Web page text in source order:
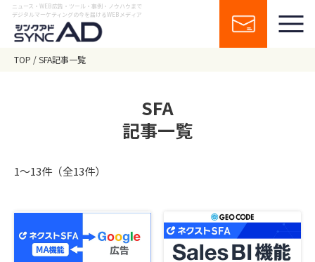
ニュース・WEB広告・ツール・事例・ノウハウまで
デジタルマーケティングの今を届けるWEBメディア
TOP SFA記事一覧
SFA
記事一覧
1〜13件（全13件）